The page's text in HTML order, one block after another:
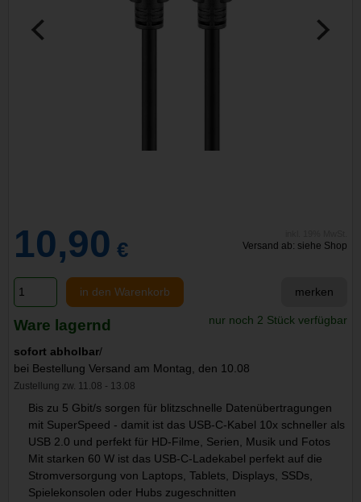
10,90 € Versand ab: siehe Shop
in den Warenkorb merken
Ware lagernd nur noch 2 Stück verfügbar
sofort abholbar/
bei Bestellung Versand am Montag, den 10.08
Zustellung zw. 11.08 - 13.08
Bis zu 5 Gbit/s sorgen für blitzschnelle Datenübertragungen
mit SuperSpeed - damit ist das USB-C-Kabel 10x schneller als
USB 2.0 und perfekt für HD-Filme, Serien, Musik und Fotos
Mit starken 60 W ist das USB-C-Ladekabel perfekt auf die
Stromversorgung von Laptops, Tablets, Displays, SSDs,
Spielekonsolen oder Hubs zugeschnitten